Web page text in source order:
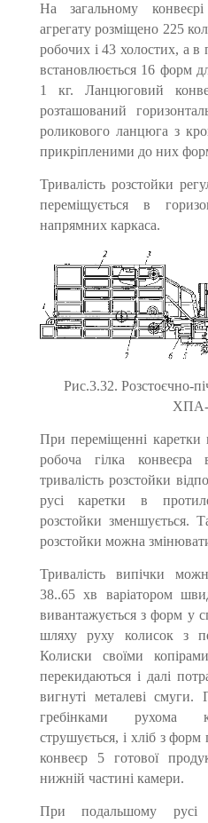
На загальному
агрегату розміщено 225
робочих і 43 холостих, а
встановлюється 16 форм
1 кг. Ланцюговий
розташований
роликового ланцюга з
прикріпленими до них
Тривалість розстойки
переміщується в
напрямних каркаса.
Рис.3.32. Розстоєчно-
ХПА-
При переміщенні каретки
робоча гілка конвеєра
тривалість розстойки
русі каретки в
розстойки змен­шується.
розстойки можна
Тривалість випічки
38..65 хв варіатором
вивантажується з форм у
шляху руху колисок з
Колиски своїми
перекидаються і далі
вигнуті металеві смуги.
гребінками рухома
струшується, і хліб з форм
конвеєр 5 готової
нижній частині камери.
При подальшому